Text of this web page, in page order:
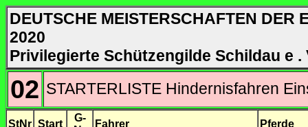
DEUTSCHE MEISTERSCHAFTEN DER
2020
Privilegierte Schützengilde Schildau e .
02 STARTERLISTE Hindernisfahren
StNr Start
G-
Fahrer Pferde